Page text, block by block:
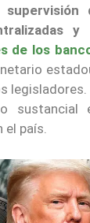
supervisión
de los
sustancial
el país.